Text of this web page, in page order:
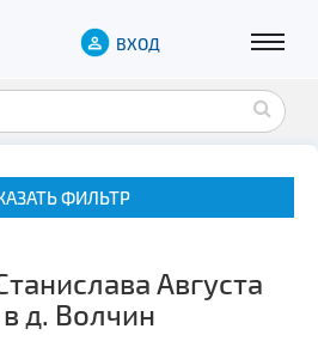
ВХОД
ФИЛЬТР
Августа
д. Волчин